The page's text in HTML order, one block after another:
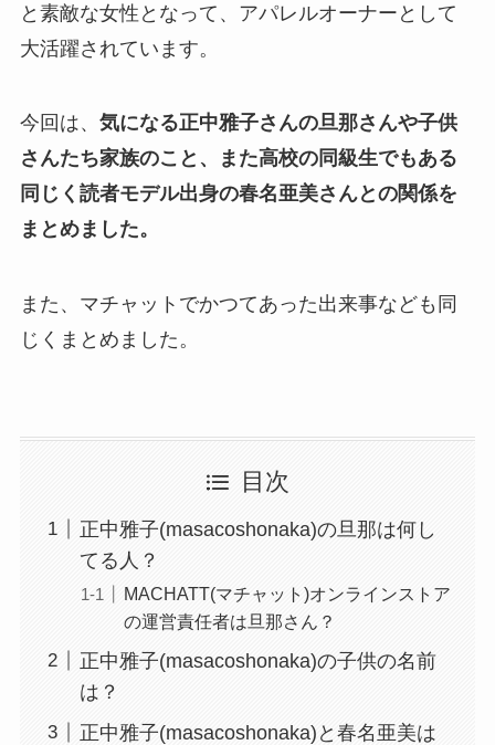
と素敵な女性となって、アパレルオーナーとして
大活躍されています。
今回は、 気になる正中雅子さんの旦那さんや子供
さんたち家族のこと、また高校の同級生でもある
同じく読者モデル出身の春名亜美さんとの関係を
まとめました。
また、マチャットでかつてあった出来事なども同
じくまとめました。
目次
正中雅子(masacoshonaka)の旦那は何し
てる人？
MACHATT(マチャット)オンラインストア
の運営責任者は旦那さん？
正中雅子(masacoshonaka)の子供の名前
は？
正中雅子(masacoshonaka)と春名亜美は